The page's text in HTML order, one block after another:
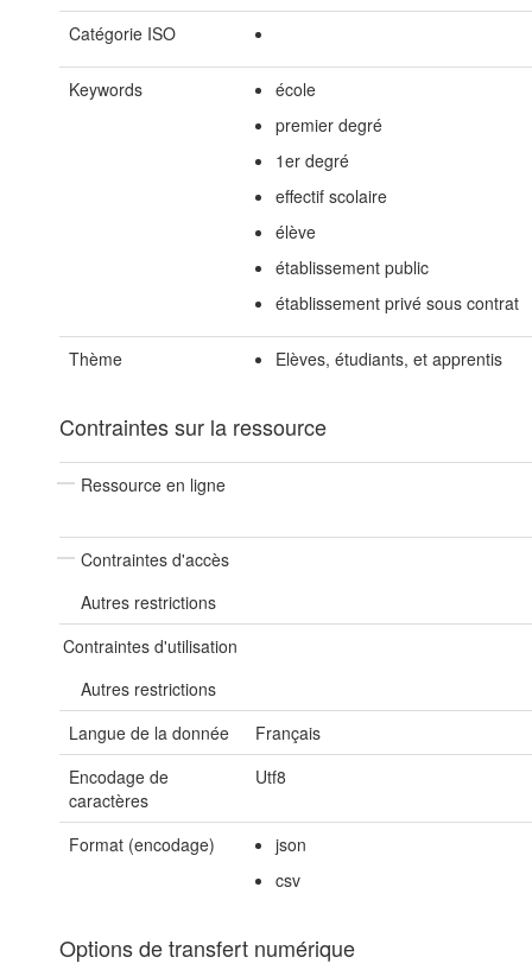
Catégorie ISO
Keywords
école
premier degré
1er degré
effectif scolaire
élève
établissement public
établissement privé sous contrat
Thème Elèves, étudiants, et apprentis
Contraintes sur la ressource
Ressource en ligne
Contraintes d'accès
Autres restrictions
Contraintes d'utilisation
Autres restrictions
Langue de la donnée
Français
Encodage de
caractères
Utf8
Format (encodage)
json
csv
Options de transfert numérique